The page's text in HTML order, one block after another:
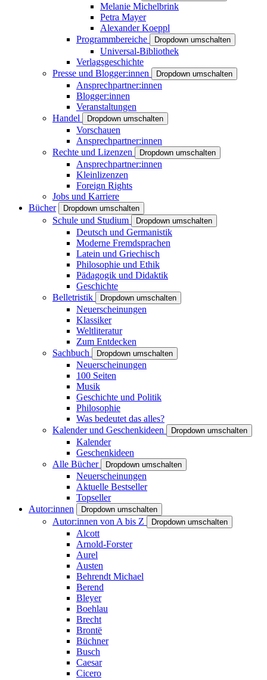
Melanie Michelbrink
Petra Mayer
Alexander Koeppl
Programmbereiche
Dropdown umschalten
Universal-Bibliothek
Verlagsgeschichte
Presse und Blogger:innen
Dropdown umschalten
Ansprechpartner:innen
Blogger:innen
Veranstaltungen
Handel
Dropdown umschalten
Vorschauen
Ansprechpartner:innen
Rechte und Lizenzen
Dropdown umschalten
Ansprechpartner:innen
Kleinlizenzen
Foreign Rights
Jobs und Karriere
Bücher
Dropdown umschalten
Schule und Studium Dropdown umschalten
Deutsch und Germanistik
Moderne Fremdsprachen
Latein und Griechisch
Philosophie und Ethik
Pädagogik und Didaktik
Geschichte
Belletristik
Dropdown umschalten
Neuerscheinungen
Klassiker
Weltliteratur
Zum Entdecken
Sachbuch
Dropdown umschalten
Neuerscheinungen
100 Seiten
Musik
Geschichte und Politik
Philosophie
Was bedeutet das alles?
Kalender und Geschenkideen
Dropdown umschalten
Kalender
Geschenkideen
Alle Bücher
Dropdown umschalten
Neuerscheinungen
Aktuelle Bestseller
Topseller
Autor:innen
Dropdown umschalten
Autor:innen von A bis Z Dropdown umschalten
Alcott
Arnold-Forster
Aurel
Austen
Behrendt Michael
Berend
Bleyer
Boehlau
Brecht
Brontë
Büchner
Busch
Caesar
Cicero